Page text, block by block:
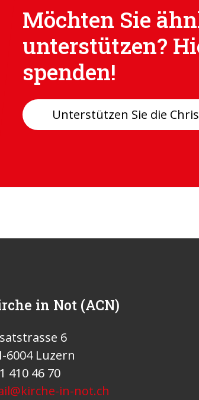
Möchten Sie
unterstützen?
spenden!
Unterstützen Sie die
in Not (ACN)
6
6004 Luzern
410 46 70
in-not.ch